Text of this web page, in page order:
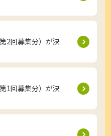
組み
準 大
2回募集分）が決
1回募集分）が決